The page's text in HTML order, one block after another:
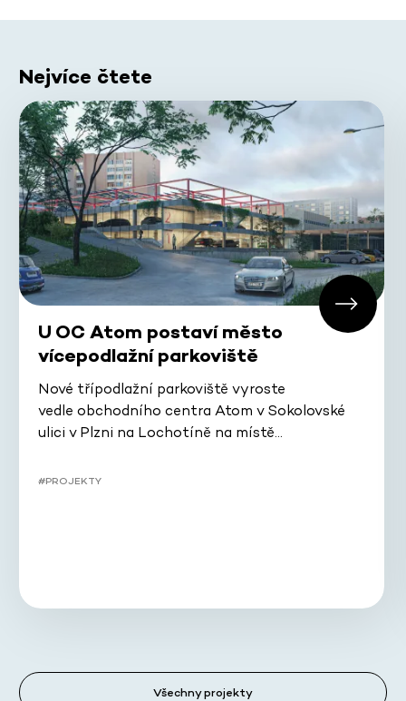
Nejvíce čtete
U OC Atom postaví město
vícepodlažní parkoviště
Nové třípodlažní parkoviště vyroste
vedle obchodního centra Atom v Sokolovské
ulici v Plzni na Lochotíně na místě…
#PROJEKTY
Všechny projekty